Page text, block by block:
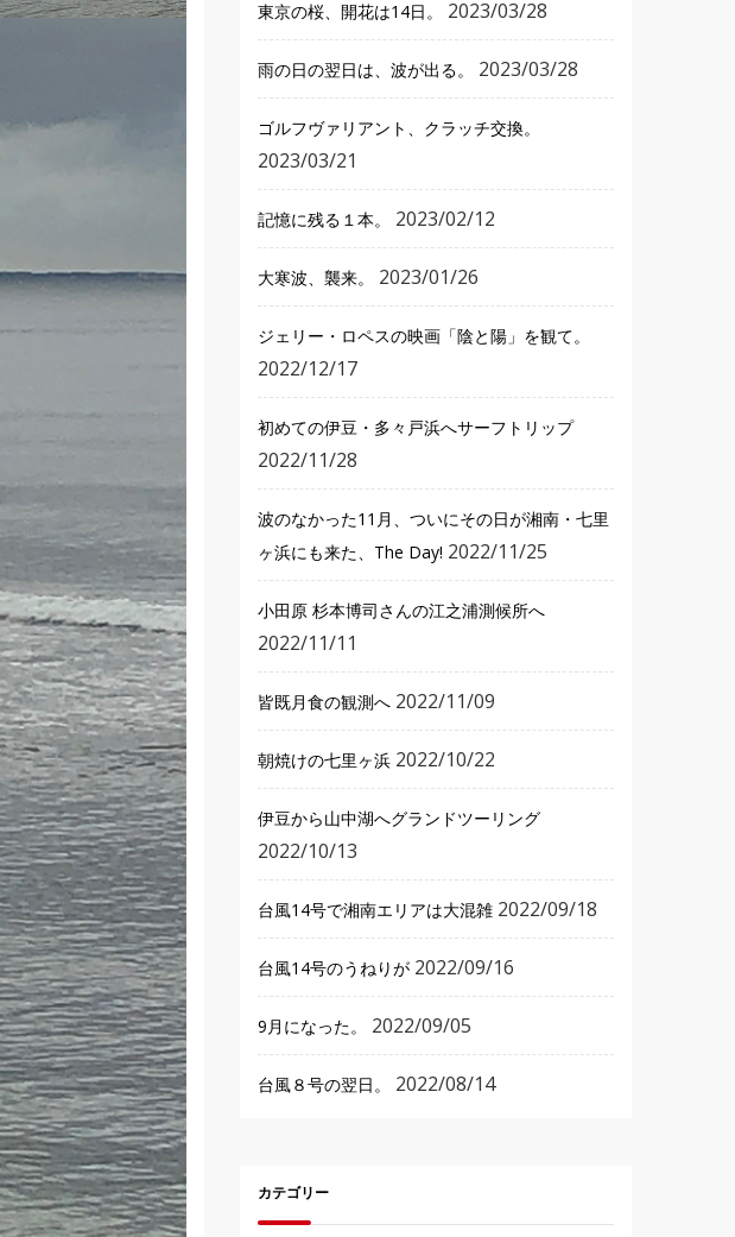
東京の桜、開花は14日。 2023/03/28
雨の日の翌日は、波が出る。 2023/03/28
ゴルフヴァリアント、クラッチ交換。
2023/03/21
記憶に残る１本。 2023/02/12
大寒波、襲来。 2023/01/26
ジェリー・ロペスの映画「陰と陽」を観て。
2022/12/17
初めての伊豆・多々戸浜へサーフトリップ
2022/11/28
波のなかった11月、ついにその日が湘南・七里
ヶ浜にも来た、The Day! 2022/11/25
小田原 杉本博司さんの江之浦測候所へ
2022/11/11
皆既月食の観測へ 2022/11/09
朝焼けの七里ヶ浜 2022/10/22
伊豆から山中湖へグランドツーリング
2022/10/13
台風14号で湘南エリアは大混雑 2022/09/18
台風14号のうねりが 2022/09/16
9月になった。 2022/09/05
台風８号の翌日。 2022/08/14
カテゴリー